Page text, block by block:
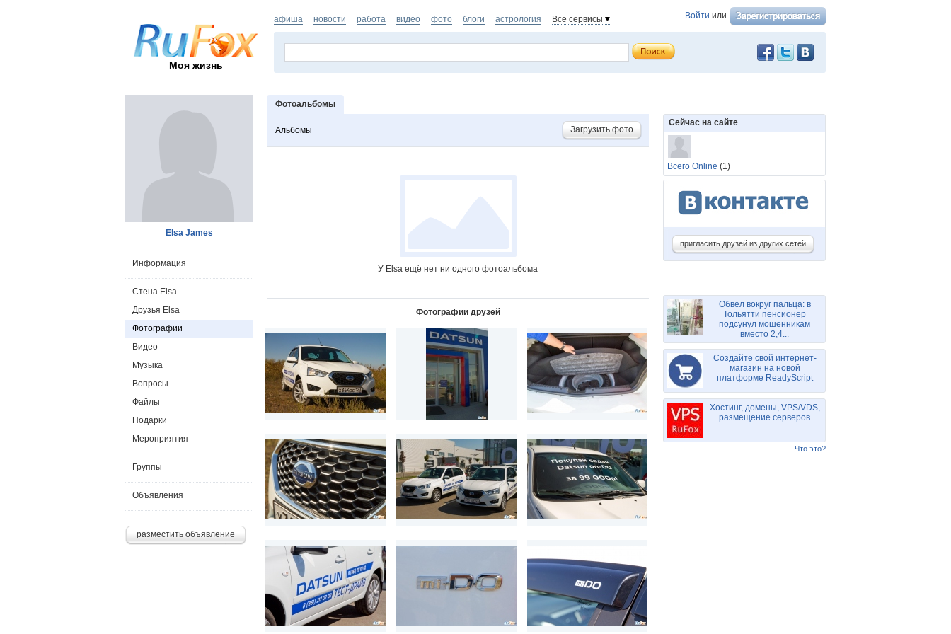
Моя жизнь
Войти или
афиша новости работа видео фото блоги астрология Все сервисы
Фотоальбомы
Альбомы Загрузить фото
У Elsa ещё нет ни одного фотоальбома
Фотографии друзей
Elsa James
Информация
Стена Elsa
Друзья Elsa
Фотографии
Видео
Музыка
Вопросы
Файлы
Подарки
Мероприятия
Группы
Объявления
разместить объявление
Сейчас на сайте
Всего Online (1)
пригласить друзей из других сетей
Обвел вокруг пальца: в
Тольятти пенсионер
подсунул мошенникам
вместо 2,4...
Создайте свой интернет-
магазин на новой
платформе ReadyScript
Хостинг, домены, VPS/VDS,
размещение серверов
Что это?